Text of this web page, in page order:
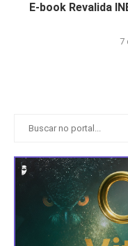
E-book Revalida
7